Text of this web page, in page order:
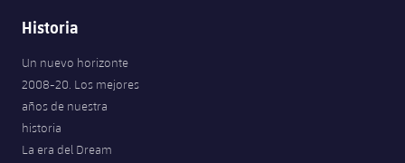
Historia
Un nuevo horizonte
2008-20. Los mejores
años de nuestra
historia
La era del Dream